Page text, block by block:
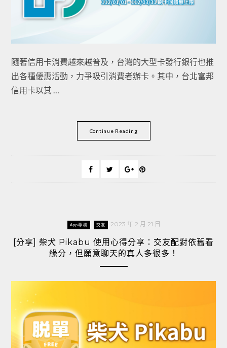
隨著信用卡消費越來越普及，台灣的大型卡發行銀行也推
出各種優惠活動，力爭吸引消費者辦卡。其中，台北富邦
信用卡以其 …
Continue Reading
App專欄 交友 2023 年 2 月 21 日
[分享] 柴犬 Pikabu 使用心得分享：交友配對依舊看
緣分，但願意聊天的真人多很多！